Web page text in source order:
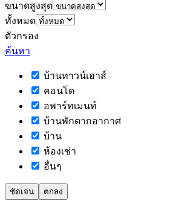
ขนาดสูงสุด
ทั้งหมด
ตัวกรอง
ค้นหา
บ้านทาวน์เฮาส์
คอนโด
อพาร์ทเมนท์
บ้านพักตากอากาศ
บ้าน
ห้องเช่า
อื่นๆ
ชัดเจน ตกลง